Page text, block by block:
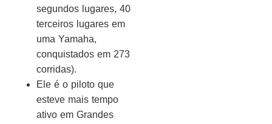
segundos lugares, 40
terceiros lugares em
uma Yamaha,
conquistados em 273
corridas).
Ele é o piloto que
esteve mais tempo
ativo em Grandes